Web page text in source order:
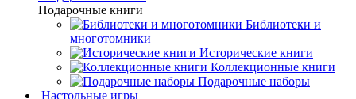
Подарочные книги
Библиотеки и
многотомники
Исторические книги
Коллекционные книги
Подарочные наборы
Настольные игры